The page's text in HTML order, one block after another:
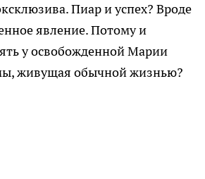
Пиар и успех? Вроде
явление. Потому и
у освобожденной Марии
живущая обычной жизнью?